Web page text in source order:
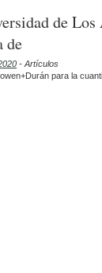
de
de
- Artículos
para la